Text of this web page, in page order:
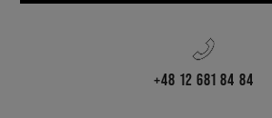
+48 12 681 84 84